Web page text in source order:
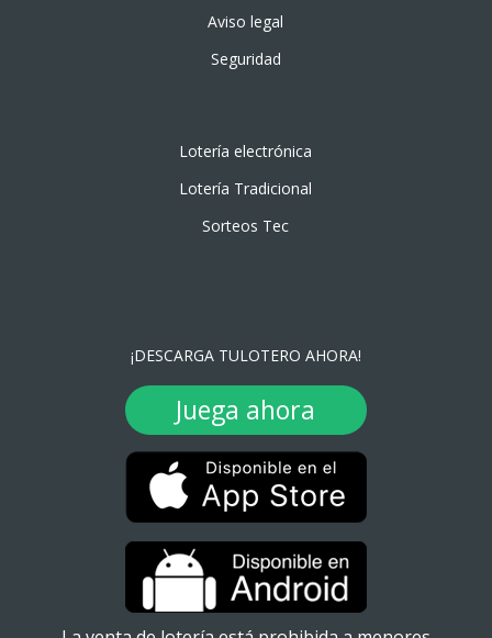
Aviso legal
Seguridad
Lotería electrónica
Lotería Tradicional
Sorteos Tec
¡DESCARGA TULOTERO AHORA!
Juega ahora